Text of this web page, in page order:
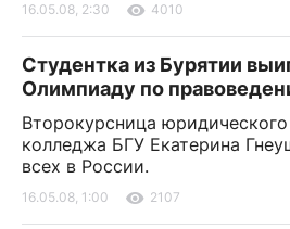
16.05.08, 2:30 4010
Студентка из Бурятии
Олимпиаду по
Второкурсница юридического
колледжа БГУ Екатерина
всех в России.
16.05.08, 1:00 2107